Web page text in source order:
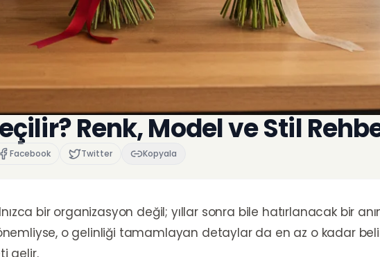
Renk, Model ve Stil
Facebook Twitter Kopyala
bir organizasyon değil; yıllar sonra bile hatırlanacak bir
o gelinliği tamamlayan detaylar da en az o kadar
gelir.